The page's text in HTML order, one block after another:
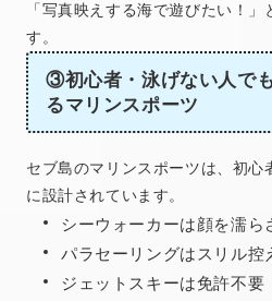
「写真映えする海で遊びたい！
す。
③初心者・泳げない人で
るマリンスポーツ
セブ島のマリンスポーツは、初心
に設計されています。
シーウォーカーは顔を濡ら
パラセーリングはスリル控
ジェットスキーは免許不要